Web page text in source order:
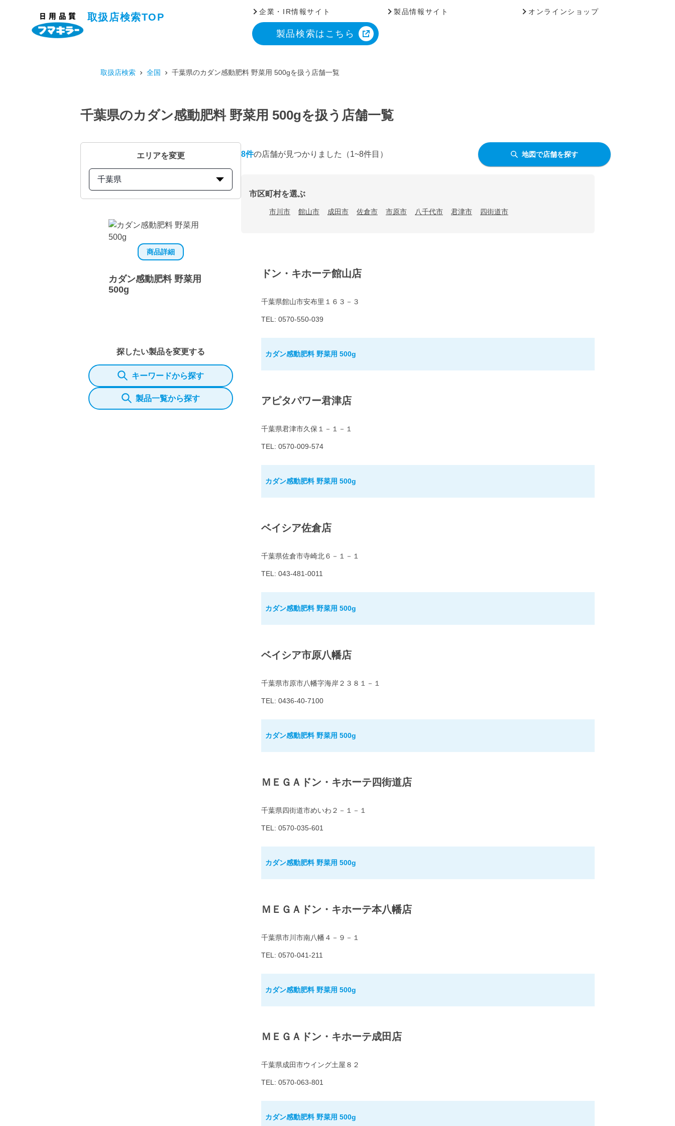
取扱店検索TOP
企業・IR情報サイト 製品情報サイト オンラインショップ
製品検索はこちら
取扱店検索 全国 千葉県のカダン感動肥料 野菜用 500gを扱う店舗一覧
千葉県のカダン感動肥料 野菜用 500gを扱う店舗一覧
エリアを変更
千葉県
商品詳細
カダン感動肥料 野菜用
500g
探したい製品を変更する
キーワードから探す
製品一覧から探す
8件の店舗が見つかりました （1~8件目） 地図で店舗を探す
市区町村を選ぶ
市川市 館山市 成田市 佐倉市 市原市 八千代市 君津市 四街道市
ドン・キホーテ館山店
千葉県館山市安布里１６３－３
TEL: 0570-550-039
カダン感動肥料 野菜用 500g
アピタパワー君津店
千葉県君津市久保１－１－１
TEL: 0570-009-574
カダン感動肥料 野菜用 500g
ベイシア佐倉店
千葉県佐倉市寺崎北６－１－１
TEL: 043-481-0011
カダン感動肥料 野菜用 500g
ベイシア市原八幡店
千葉県市原市八幡字海岸２３８１－１
TEL: 0436-40-7100
カダン感動肥料 野菜用 500g
ＭＥＧＡドン・キホーテ四街道店
千葉県四街道市めいわ２－１－１
TEL: 0570-035-601
カダン感動肥料 野菜用 500g
ＭＥＧＡドン・キホーテ本八幡店
千葉県市川市南八幡４－９－１
TEL: 0570-041-211
カダン感動肥料 野菜用 500g
ＭＥＧＡドン・キホーテ成田店
千葉県成田市ウイング土屋８２
TEL: 0570-063-801
カダン感動肥料 野菜用 500g